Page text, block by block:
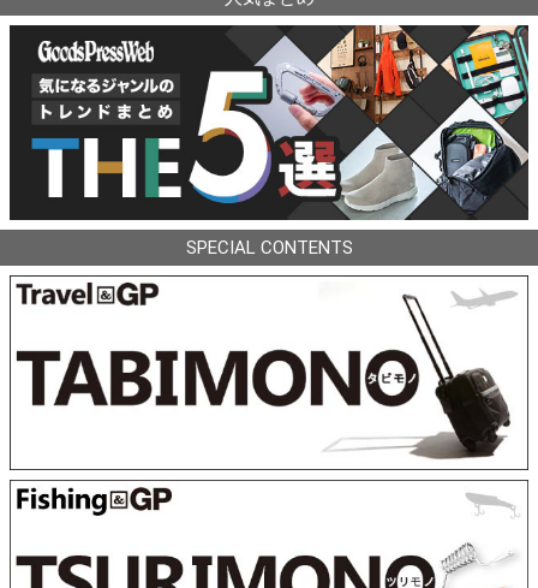
SPECIAL CONTENTS